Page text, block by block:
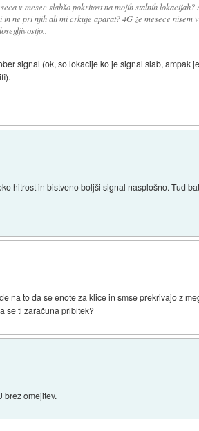
v mesec slabšo pokritost na mojih stalnih lokacijah?
ne pri njih ali mi crkuje aparat? 4G že mesece nisem
signal (ok, so lokacije ko je signal slab,
hitrost in bistveno boljši signal nasplošno. Tud
na to da se enote za klice in smse prekrivajo z
se ti zaračuna pribitek?
brez omejitev.